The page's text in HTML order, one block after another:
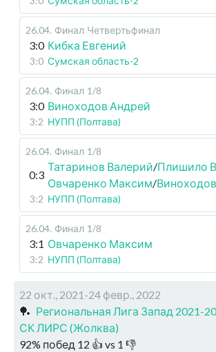
26.04. Финал Четвертьфинал
3:0 Кибка Евгений
3:0 Сумская область-2
26.04. Финал 1/8
3:0 Виноходов Андрей
3:2 НУПП (Полтава)
26.04. Финал 1/8
0:3
Татаринов Валерий/Плишило
Овчаренко Максим/
3:2 НУПП (Полтава)
26.04. Финал 1/8
3:1 Овчаренко Максим
3:2 НУПП (Полтава)
22 окт., 2021-24 февр., 2022
🏓 Региональная Лига Запад 2021-
СК ЛИРС (Жолква)
92% побед 12 👍 vs 1 👎